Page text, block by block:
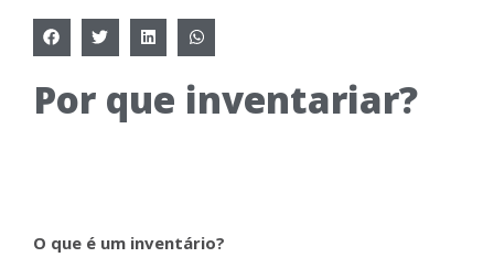
Por que inventariar?
O que é um inventário?